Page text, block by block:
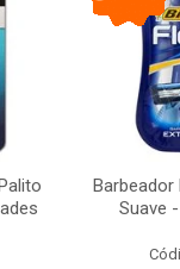
Barbeador
Suave